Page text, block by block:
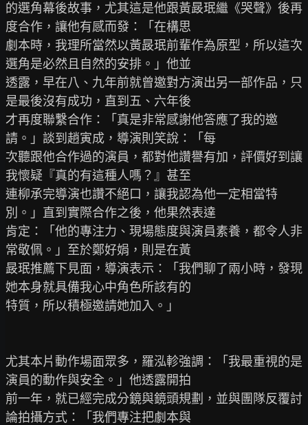
的選角幕後故事，尤其這是他跟黃晸珉繼《哭聲》後再
度合作，讓他有感而發：「在構思
劇本時，我理所當然以黃晸珉前輩作為原型，所以這次
選角是必然且自然的安排。」他並
透露，早在八、九年前就曾邀對方演出另一部作品，只
是最後沒有成功，直到五、六年後
才再度聯繫合作：「真是非常感謝他答應了我的邀
請。」談到趙寅成，導演則笑說：「每
次聽跟他合作過的演員，都對他讚譽有加，評價好到讓
我懷疑『真的有這種人嗎？』甚至
連柳承完導演也讚不絕口，讓我認為他一定相當特
別。」直到實際合作之後，他果然表達
肯定：「他的專注力、現場態度與演員素養，都令人非
常敬佩。」至於鄭好娟，則是在黃
晸珉推薦下見面，導演表示：「我們聊了兩小時，發現
她本身就具備我心中角色所該有的
特質，所以積極邀請她加入。」
尤其本片動作場面眾多，羅泓軫強調：「我最重視的是
演員的動作與安全。」他透露開拍
前一年，就已經完成分鏡與鏡頭規劃，並與團隊反覆討
論拍攝方式：「我們專注把劇本與